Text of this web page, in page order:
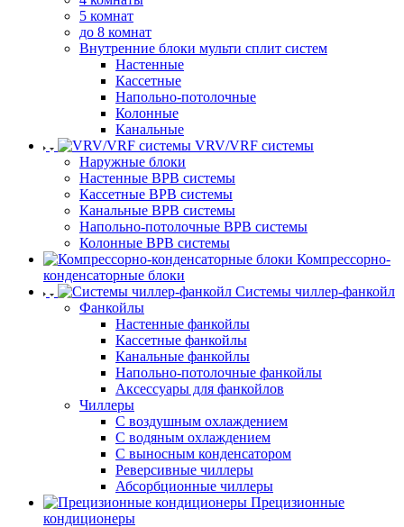
5 комнат
до 8 комнат
Внутренние блоки мульти сплит систем
Настенные
Кассетные
Напольно-потолочные
Колонные
Канальные
VRV/VRF системы
Наружные блоки
Настенные ВРВ системы
Кассетные ВРВ системы
Канальные ВРВ системы
Напольно-потолочные ВРВ системы
Колонные ВРВ системы
Компрессорно-
конденсаторные блоки
Системы чиллер-фанкойл
Фанкойлы
Настенные фанкойлы
Кассетные фанкойлы
Канальные фанкойлы
Напольно-потолочные фанкойлы
Аксессуары для фанкойлов
Чиллеры
С воздушным охлаждением
С водяным охлаждением
С выносным конденсатором
Реверсивные чиллеры
Абсорбционные чиллеры
Прецизионные
кондиционеры